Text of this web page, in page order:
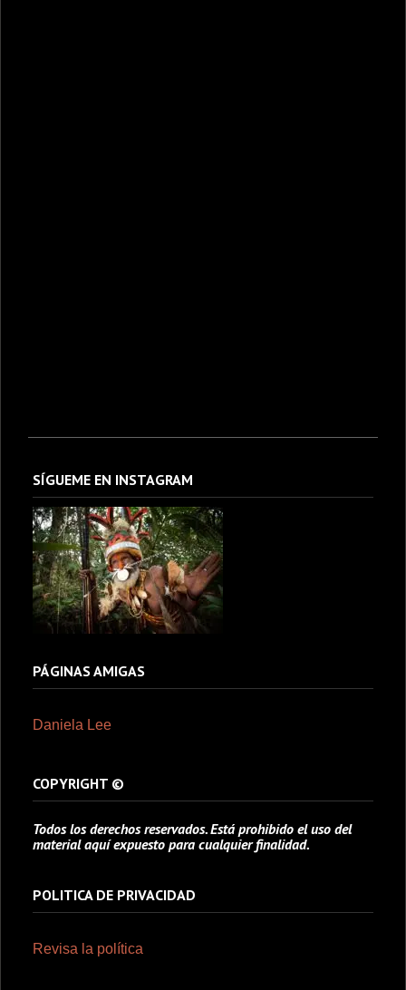
SÍGUEME EN INSTAGRAM
PÁGINAS AMIGAS
Daniela Lee
COPYRIGHT ©
Todos los derechos reservados. Está prohibido el uso del
material aquí expuesto para cualquier finalidad.
POLITICA DE PRIVACIDAD
Revisa la política